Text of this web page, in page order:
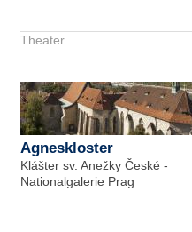
Theater
Agneskloster
Klášter sv. Anežky České -
Nationalgalerie Prag